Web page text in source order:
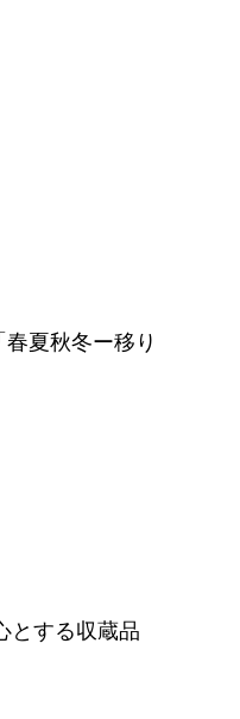
夏秋冬ー移り
とする収蔵品